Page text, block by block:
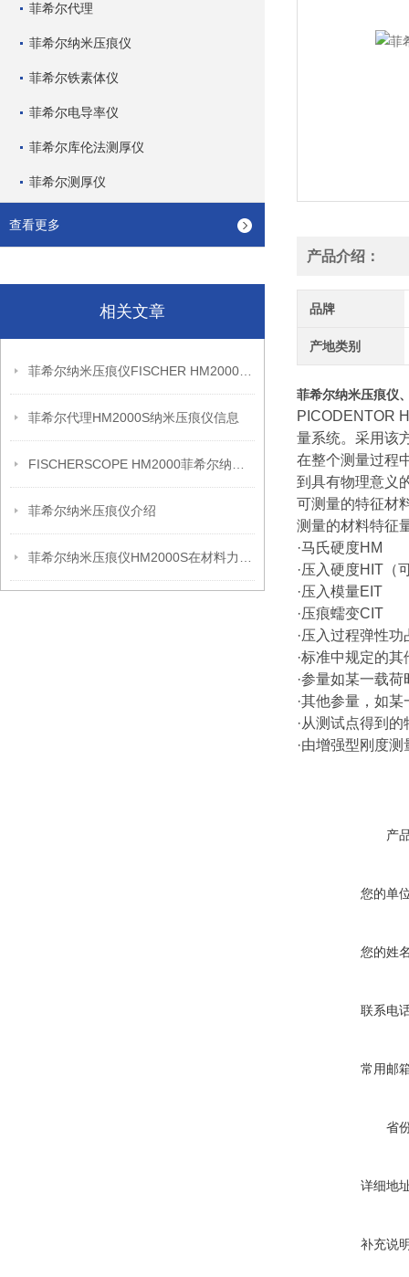
菲希尔代理
菲希尔纳米压痕仪
菲希尔铁素体仪
菲希尔电导率仪
菲希尔库伦法测厚仪
菲希尔测厚仪
查看更多
相关文章
菲希尔代理HM2000S纳米压痕仪信息
菲希尔纳米压痕仪介绍
产品介绍：
品牌
产地类别
菲希尔纳米压痕仪
PICODENTOR
量系统。采用该
在整个测量过程
到具有物理意义
可测量的特征材
测量的材料特征
·马氏硬度HM
·压入硬度HIT（
·压入模量EIT
·压痕蠕变CIT
·压入过程弹性
·标准中规定的
·参量如某一载
·其他参量，如
·从测试点得到
·由增强型刚度
产
您的单
您的姓
联系电
常用邮
省
详细地
补充说